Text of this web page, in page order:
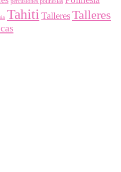
Tahiti TalleresTalleres